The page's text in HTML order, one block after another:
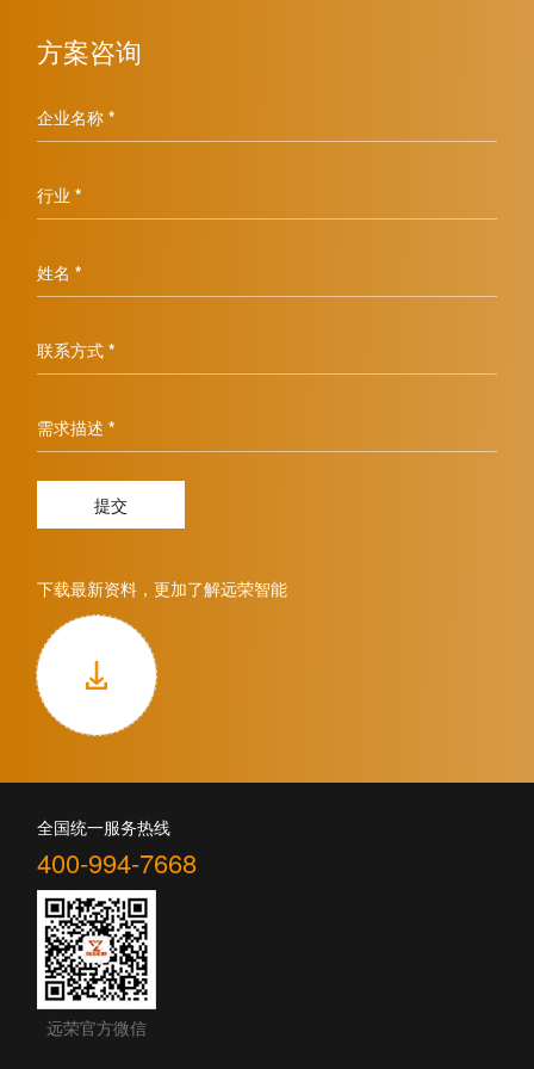
方案咨询
企业名称 *
行业 *
姓名 *
联系方式 *
需求描述 *
提交
下载最新资料，更加了解远荣智能
全国统一服务热线
400-994-7668
远荣官方微信